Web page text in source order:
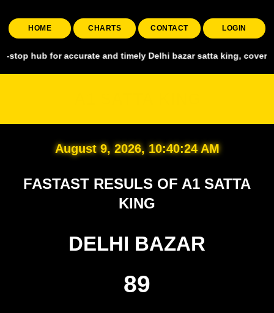
HOME CHARTS CONTACT LOGIN
for accurate and timely Delhi bazar satta king, covering all
August 9, 2026, 10:40:25 AM
FASTAST RESULS OF A1 SATTA
KING
DELHI BAZAR
89